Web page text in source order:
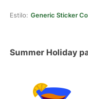
Estilo: Generic Sticker
Summer Holiday